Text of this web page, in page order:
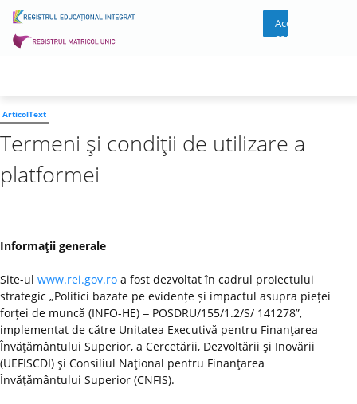
Acces
cont
ArticolText
Termeni şi condiţii de utilizare a
platformei
Informaţii generale
Site-ul www.rei.gov.ro a fost dezvoltat în cadrul proiectului
strategic „Politici bazate pe evidențe și impactul asupra pieței
forței de muncă (INFO-HE) ‒ POSDRU/155/1.2/S/ 141278”,
implementat de către Unitatea Executivă pentru Finanţarea
Învăţământului Superior, a Cercetării, Dezvoltării şi Inovării
(UEFISCDI) şi Consiliul Naţional pentru Finanţarea
Învăţământului Superior (CNFIS).